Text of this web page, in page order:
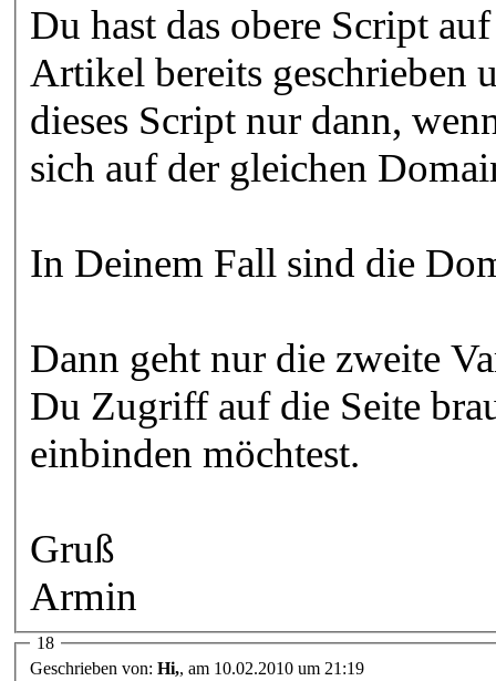
Du hast das obere Script
Artikel bereits geschrieben
dieses Script nur dann,
sich auf der gleichen
In Deinem Fall sind die
Dann geht nur die zweite
Du Zugriff auf die Seite
einbinden möchtest.
Gruß
Armin
18
Geschrieben von: Hi,, am 10.02.2010 um 21:19